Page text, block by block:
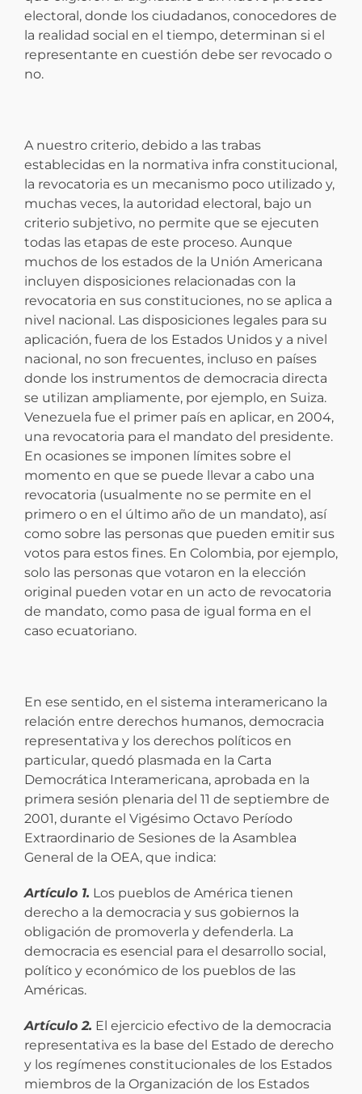
electoral, donde los ciudadanos, conocedores de
la realidad social en el tiempo, determinan si el
representante en cuestión debe ser revocado o
no.
A nuestro criterio, debido a las trabas
establecidas en la normativa infra constitucional,
la revocatoria es un mecanismo poco utilizado y,
muchas veces, la autoridad electoral, bajo un
criterio subjetivo, no permite que se ejecuten
todas las etapas de este proceso. Aunque
muchos de los estados de la Unión Americana
incluyen disposiciones relacionadas con la
revocatoria en sus constituciones, no se aplica a
nivel nacional. Las disposiciones legales para su
aplicación, fuera de los Estados Unidos y a nivel
nacional, no son frecuentes, incluso en países
donde los instrumentos de democracia directa
se utilizan ampliamente, por ejemplo, en Suiza.
Venezuela fue el primer país en aplicar, en 2004,
una revocatoria para el mandato del presidente.
En ocasiones se imponen límites sobre el
momento en que se puede llevar a cabo una
revocatoria (usualmente no se permite en el
primero o en el último año de un mandato), así
como sobre las personas que pueden emitir sus
votos para estos fines. En Colombia, por ejemplo,
solo las personas que votaron en la elección
original pueden votar en un acto de revocatoria
de mandato, como pasa de igual forma en el
caso ecuatoriano.
En ese sentido, en el sistema interamericano la
relación entre derechos humanos, democracia
representativa y los derechos políticos en
particular, quedó plasmada en la Carta
Democrática Interamericana, aprobada en la
primera sesión plenaria del 11 de septiembre de
2001, durante el Vigésimo Octavo Período
Extraordinario de Sesiones de la Asamblea
General de la OEA, que indica:
Artículo 1. Los pueblos de América tienen
derecho a la democracia y sus gobiernos la
obligación de promoverla y defenderla. La
democracia es esencial para el desarrollo social,
político y económico de los pueblos de las
Américas.
Artículo 2. El ejercicio efectivo de la democracia
representativa es la base del Estado de derecho
y los regímenes constitucionales de los Estados
miembros de la Organización de los Estados